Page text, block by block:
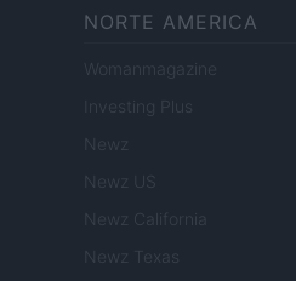
NORTE AMERICA
Womanmagazine
Investing Plus
Newz
Newz US
Newz California
Newz Texas